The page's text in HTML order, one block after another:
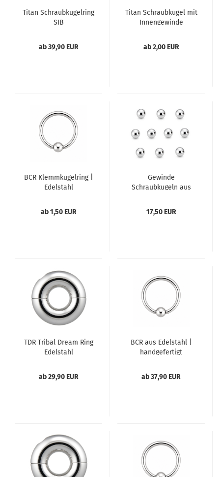
Titan Schraubkugelring
SIB
ab 39,90 EUR
Titan Schraubkugel mit
Innengewinde
ab 2,00 EUR
BCR Klemmkugelring |
Edelstahl
ab 1,50 EUR
Gewinde
Schraubkugeln aus
17,50 EUR
TDR Tribal Dream Ring
Edelstahl
ab 29,90 EUR
BCR aus Edelstahl |
handgefertigt
ab 37,90 EUR